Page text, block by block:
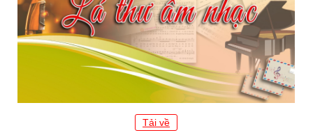
Tải về